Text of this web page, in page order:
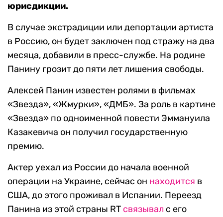
юрисдикции.
В случае экстрадиции или депортации артиста
в Россию, он будет заключен под стражу на два
месяца, добавили в пресс-службе. На родине
Панину грозит до пяти лет лишения свободы.
Алексей Панин известен ролями в фильмах
«Звезда», «Жмурки», «ДМБ». За роль в картине
«Звезда» по одноименной повести Эммануила
Казакевича он получил государственную
премию.
Актер уехал из России до начала военной
операции на Украине, сейчас он находится в
США, до этого проживал в Испании. Переезд
Панина из этой страны RT связывал с его